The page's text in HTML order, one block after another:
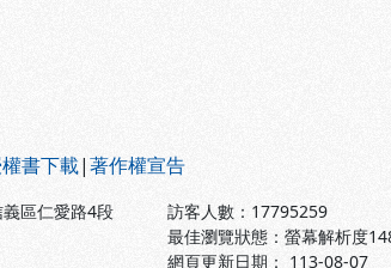
書下載|著作權宣告
區仁愛路4段
訪客人數： 17795259
最佳瀏覽狀態：螢幕解析度
網頁更新日期： 113-08-07